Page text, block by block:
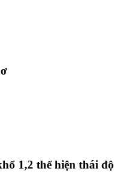
1,2 thể hiện thái